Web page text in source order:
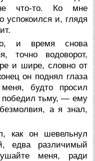
что-то. Ко мне
успокоился и, глядя
и время снова
точно водоворот,
и шире, словно от
он поднял глаза
будто просил
победил тьму, — ему
а я знал,
как он шевельнул
едва различимый
меня, ради